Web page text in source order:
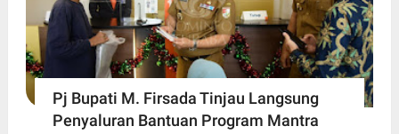
Pj Bupati M. Firsada Tinjau Langsung
Penyaluran Bantuan Program Mantra